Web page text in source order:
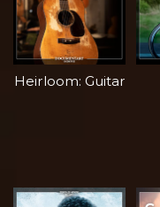
Heirloom: Guitar